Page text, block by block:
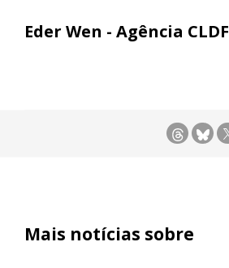
Eder Wen - Agência CLDF
Mais notícias sobre